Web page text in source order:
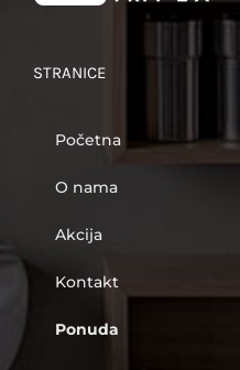
STRANICE
Početna
O nama
Akcija
Kontakt
Ponuda